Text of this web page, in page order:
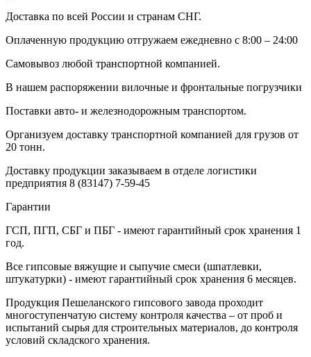
Доставка по всей России и странам СНГ.
Оплаченную продукцию отгружаем ежедневно с 8:00 – 24:00
Самовывоз любой транспортной компанией.
В нашем распоряжении вилочные и фронтальные погрузчики
Поставки авто- и железнодорожным транспортом.
Организуем доставку транспортной компанией для грузов от
20 тонн.
Доставку продукции заказываем в отделе логистики
предприятия 8 (83147) 7-59-45
Гарантии
ГСП, ПГП, СБГ и ПБГ - имеют гарантийный срок хранения 1
год.
Все гипсовые вяжущие и сыпучие смеси (шпатлевки,
штукатурки) - имеют гарантийный срок хранения 6 месяцев.
Продукция Пешеланского гипсового завода проходит
многоступенчатую систему контроля качества – от проб и
испытаний сырья для строительных материалов, до контроля
условий складского хранения.